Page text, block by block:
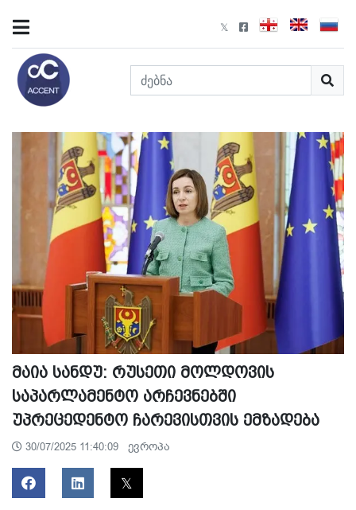
მაია სანდუ: რუსეთი მოლდოვის
საპარლამენტო არჩევნებში
უპრეცედენტო ჩარევისთვის ემზადება
30/07/2025 11:40:09 ევროპა